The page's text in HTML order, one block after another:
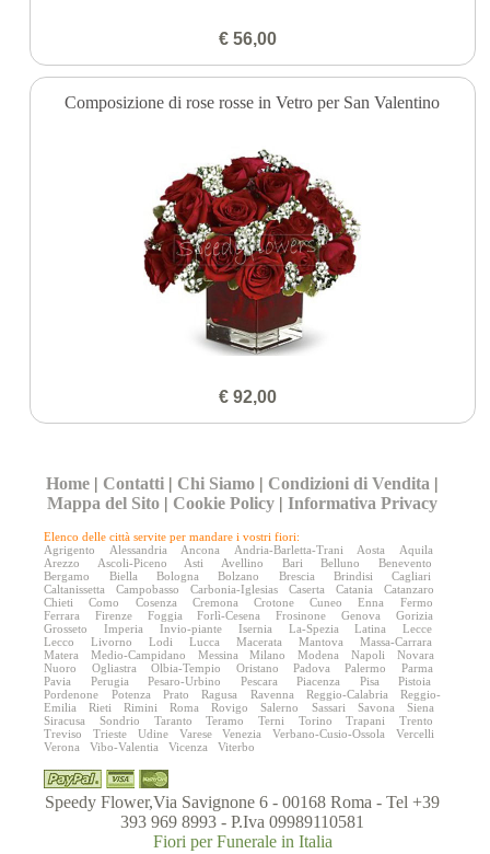
€ 56,00
Composizione di rose rosse in Vetro per San Valentino
€ 92,00
Home | Contatti | Chi Siamo | Condizioni di Vendita |
Mappa del Sito | Cookie Policy |Informativa Privacy
Elenco delle città servite per mandare i vostri fiori:
Agrigento
Alessandria Ancona Andria-Barletta-Trani Aosta
Aquila
Arezzo
Ascoli-Piceno Asti Avellino Bari Belluno
Benevento
Bergamo
Biella Bologna Bolzano Brescia Brindisi
Cagliari
Caltanissetta
Campobasso Carbonia-Iglesias Caserta Catania
Catanzaro
Chieti
Como Cosenza Cremona Crotone Cuneo Enna
Fermo
Ferrara
Firenze Foggia Forlì-Cesena Frosinone Genova
Gorizia
Grosseto
Imperia Invio-piante Isernia La-Spezia Latina
Lecce
Lecco
Livorno Lodi Lucca Macerata Mantova
Massa-Carrara
Matera
Medio-Campidano Messina Milano Modena Napoli
Novara
Nuoro
Ogliastra Olbia-Tempio Oristano Padova Palermo
Parma
Pavia
Perugia Pesaro-Urbino Pescara Piacenza Pisa
Pistoia
Pordenone
Potenza Prato Ragusa Ravenna Reggio-Calabria
Reggio-
Emilia
Rieti Rimini Roma Rovigo Salerno Sassari Savona
Siena
Siracusa
Sondrio Taranto Teramo Terni Torino Trapani
Trento
Treviso
Trieste Udine Varese Venezia Verbano-Cusio-Ossola
Vercelli
Verona
Vibo-Valentia Vicenza Viterbo
Speedy Flower,Via Savignone 6 - 00168 Roma - Tel +39
393 969 8993 - P.Iva 09989110581
Fiori per Funerale in Italia